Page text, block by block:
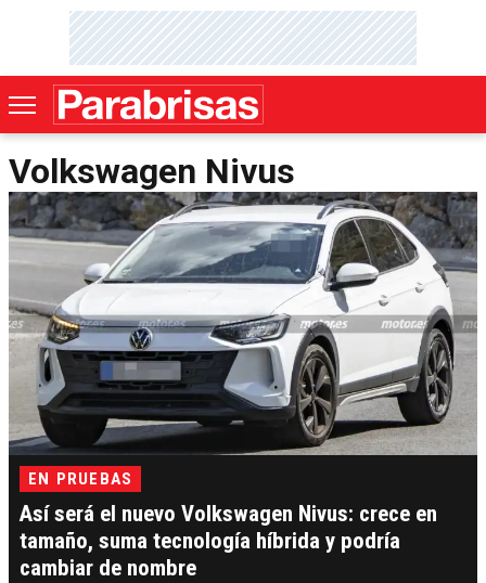
Volkswagen Nivus
EN PRUEBAS
Así será el nuevo Volkswagen Nivus: crece en
tamaño, suma tecnología híbrida y podría
cambiar de nombre